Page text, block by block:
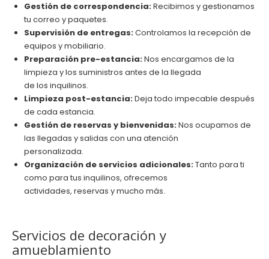
Gestión de correspondencia:Recibimos y gestionamos
tu correo y paquetes.
Supervisión de entregas:Controlamos la recepción de
equipos y mobiliario.
Preparación pre-estancia:Nos encargamos de la
limpieza y los suministros antes de la llegada
de los inquilinos.
Limpieza post-estancia:Deja todo impecable después
de cada estancia.
Gestión de reservas y bienvenidas:Nos ocupamos de
las llegadas y salidas con una atención
personalizada.
Organización de servicios adicionales:Tanto para ti
como para tus inquilinos, ofrecemos
actividades, reservas y mucho más.
Servicios de decoración y
amueblamiento